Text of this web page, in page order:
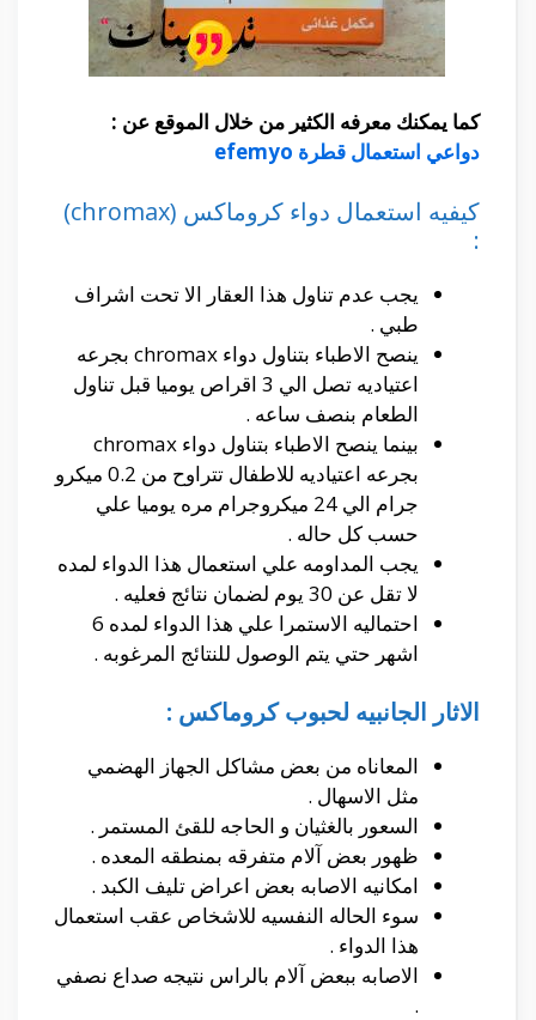
كما يمكنك معرفه الكثير من خلال الموقع عن :
دواعي استعمال قطرة efemyo
كيفيه استعمال دواء كروماكس (chromax)
:
يجب عدم تناول هذا العقار الا تحت اشراف
طبي .
ينصح الاطباء بتناول دواء chromax بجرعه
اعتياديه تصل الي 3 اقراص يوميا قبل تناول
الطعام بنصف ساعه .
بينما ينصح الاطباء بتناول دواء chromax
بجرعه اعتياديه للاطفال تتراوح من 0.2 ميكرو
جرام الي 24 ميكروجرام مره يوميا علي
حسب كل حاله .
يجب المداومه علي استعمال هذا الدواء لمده
لا تقل عن 30 يوم لضمان نتائج فعليه .
احتماليه الاستمرا علي هذا الدواء لمده 6
اشهر حتي يتم الوصول للنتائج المرغوبه .
الاثار الجانبيه لحبوب كروماكس :
المعاناه من بعض مشاكل الجهاز الهضمي
مثل الاسهال .
السعور بالغثيان و الحاجه للقئ المستمر .
ظهور بعض آلام متفرقه بمنطقه المعده .
امكانيه الاصابه بعض اعراض تليف الكبد .
سوء الحاله النفسيه للاشخاص عقب استعمال
هذا الدواء .
الاصابه ببعض آلام بالراس نتيجه صداع نصفي
.